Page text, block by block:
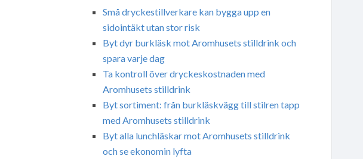
Små dryckestillverkare kan bygga upp en
sidointäkt utan stor risk
Byt dyr burkläsk mot Aromhusets stilldrink och
spara varje dag
Ta kontroll över dryckeskostnaden med
Aromhusets stilldrink
Byt sortiment: från burkläskvägg till stilren tapp
med Aromhusets stilldrink
Byt alla lunchläskar mot Aromhusets stilldrink
och se ekonomin lyfta